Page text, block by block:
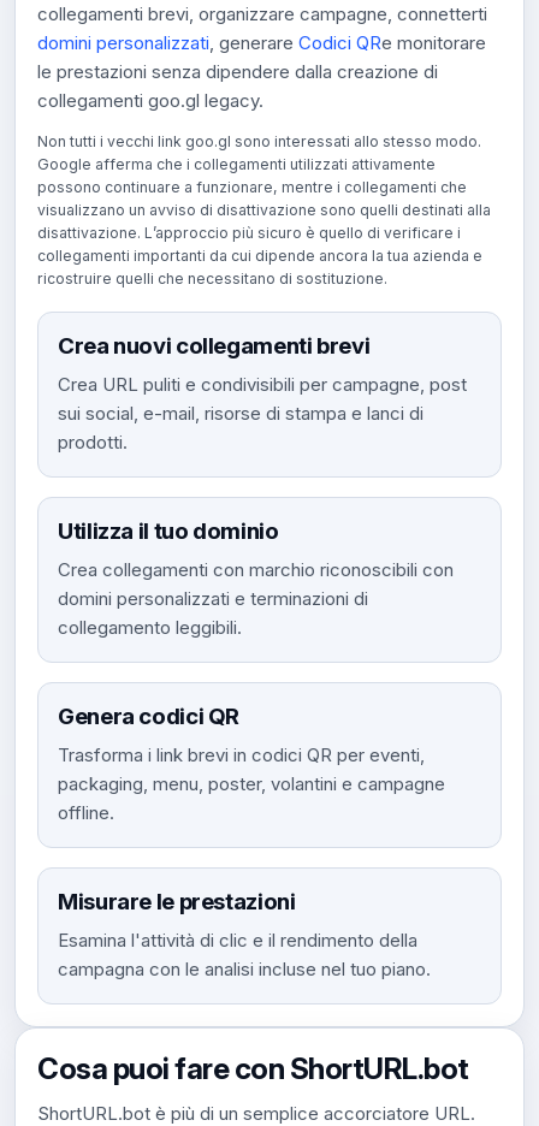
collegamenti brevi, organizzare campagne, connetterti
domini personalizzati, generare Codici QRe monitorare
le prestazioni senza dipendere dalla creazione di
collegamenti goo.gl legacy.
Non tutti i vecchi link goo.gl sono interessati allo stesso modo.
Google afferma che i collegamenti utilizzati attivamente
possono continuare a funzionare, mentre i collegamenti che
visualizzano un avviso di disattivazione sono quelli destinati alla
disattivazione. L’approccio più sicuro è quello di verificare i
collegamenti importanti da cui dipende ancora la tua azienda e
ricostruire quelli che necessitano di sostituzione.
Crea nuovi collegamenti brevi
Crea URL puliti e condivisibili per campagne, post
sui social, e-mail, risorse di stampa e lanci di
prodotti.
Utilizza il tuo dominio
Crea collegamenti con marchio riconoscibili con
domini personalizzati e terminazioni di
collegamento leggibili.
Genera codici QR
Trasforma i link brevi in ​​codici QR per eventi,
packaging, menu, poster, volantini e campagne
offline.
Misurare le prestazioni
Esamina l'attività di clic e il rendimento della
campagna con le analisi incluse nel tuo piano.
Cosa puoi fare con ShortURL.bot
ShortURL.bot è più di un semplice accorciatore URL.